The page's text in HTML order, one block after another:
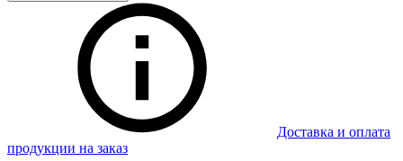
Доставка и оплата
продукции на заказ